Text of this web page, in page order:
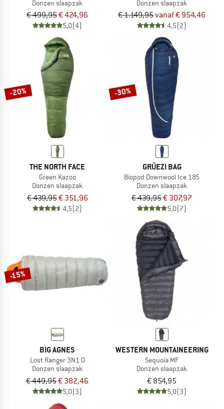
Donzen slaapzak
€ 499,95€ 424,96
5,0(4)
Donzen slaapzak
€ 1.149,95vanaf € 954,46
4,5(2)
-20%
THE NORTH FACE
Green Kazoo
Donzen slaapzak
€ 439,95€ 351,96
4,5(2)
-30%
GRÜEZI BAG
Biopod Downwool Ice 185
Donzen slaapzak
€ 439,95€ 307,97
5,0(7)
-15%
BIG AGNES
Lost Ranger 3N1 0
Donzen slaapzak
€ 449,95€ 382,46
5,0(3)
WESTERN MOUNTAINEERING
Sequoia MF
Donzen slaapzak
€ 854,95
5,0(3)